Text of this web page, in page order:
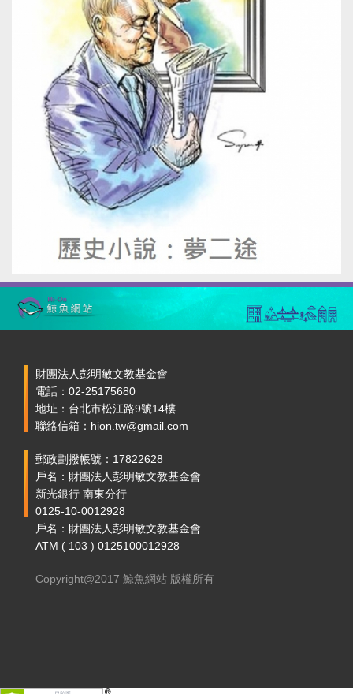
財團法人彭明敏文教基金會
電話：02-25175680
地址：台北市松江路9號14樓
聯絡信箱：hion.tw@gmail.com
郵政劃撥帳號：17822628
戶名：財團法人彭明敏文教基金會
新光銀行 南東分行
0125-10-0012928
戶名：財團法人彭明敏文教基金會
ATM ( 103 ) 0125100012928
Copyright@2017 鯨魚網站 版權所有